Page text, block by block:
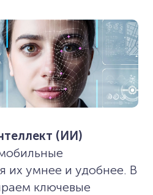
(ИИ)
их умнее и удобнее. В
ключевые